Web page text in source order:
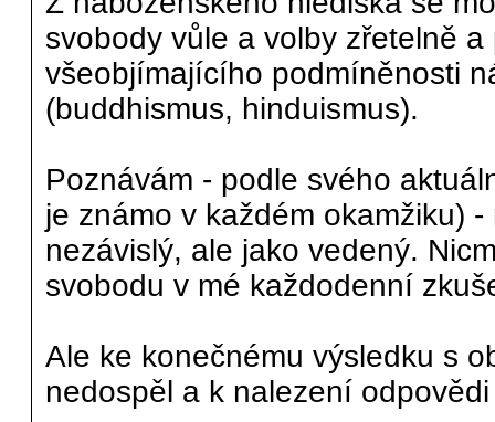
svobody vůle a volby zřetelně
všeobjímajícího podmíněnosti
(buddhismus, hinduismus).
Poznávám - podle svého
je známo v každém okamžiku)
nezávislý, ale jako vedený.
svobodu v mé každodenní
Ale ke konečnému výsledku s
nedospěl a k nalezení